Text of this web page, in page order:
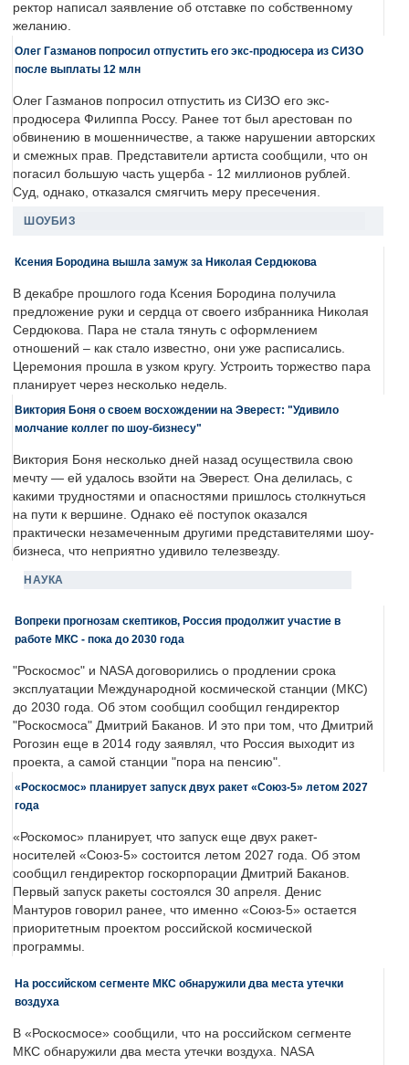
ректор написал заявление об отставке по собственному
желанию.
Олег Газманов попросил отпустить его экс-продюсера из СИЗО
после выплаты 12 млн
Олег Газманов попросил отпустить из СИЗО его экс-
продюсера Филиппа Россу. Ранее тот был арестован по
обвинению в мошенничестве, а также нарушении авторских
и смежных прав. Представители артиста сообщили, что он
погасил большую часть ущерба - 12 миллионов рублей.
Суд, однако, отказался смягчить меру пресечения.
ШОУБИЗ
Ксения Бородина вышла замуж за Николая Сердюкова
В декабре прошлого года Ксения Бородина получила
предложение руки и сердца от своего избранника Николая
Сердюкова. Пара не стала тянуть с оформлением
отношений – как стало известно, они уже расписались.
Церемония прошла в узком кругу. Устроить торжество пара
планирует через несколько недель.
Виктория Боня о своем восхождении на Эверест: "Удивило
молчание коллег по шоу-бизнесу"
Виктория Боня несколько дней назад осуществила свою
мечту — ей удалось взойти на Эверест. Она делилась, с
какими трудностями и опасностями пришлось столкнуться
на пути к вершине. Однако её поступок оказался
практически незамеченным другими представителями шоу-
бизнеса, что неприятно удивило телезвезду.
НАУКА
Вопреки прогнозам скептиков, Россия продолжит участие в
работе МКС - пока до 2030 года
"Роскосмос" и NASA договорились о продлении срока
эксплуатации Международной космической станции (МКС)
до 2030 года. Об этом сообщил сообщил гендиректор
"Роскосмоса" Дмитрий Баканов. И это при том, что Дмитрий
Рогозин еще в 2014 году заявлял, что Россия выходит из
проекта, а самой станции "пора на пенсию".
«Роскосмос» планирует запуск двух ракет «Союз-5» летом 2027
года
«Роскомос» планирует, что запуск еще двух ракет-
носителей «Союз-5» состоится летом 2027 года. Об этом
сообщил гендиректор госкорпорации Дмитрий Баканов.
Первый запуск ракеты состоялся 30 апреля. Денис
Мантуров говорил ранее, что именно «Союз-5» остается
приоритетным проектом российской космической
программы.
На российском сегменте МКС обнаружили два места утечки
воздуха
В «Роскосмосе» сообщили, что на российском сегменте
МКС обнаружили два места утечки воздуха. NASA